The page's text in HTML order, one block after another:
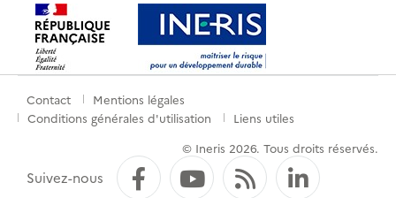
Menu
pied
Contact
Mentions légales
Conditions générales d'utilisation
Liens utiles
© Ineris 2026. Tous droits réservés.
Suivez-nous FacebookYouTube
Flux RSS